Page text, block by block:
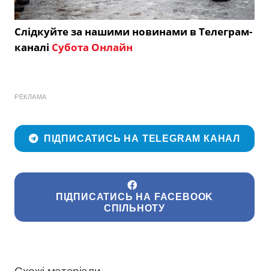
Слідкуйте за нашими новинами в Телеграм-
каналі Субота Онлайн
РЕКЛАМА
ПІДПИСАТИСЬ НА TELEGRAM КАНАЛ
ПІДПИСАТИСЬ НА FACEBOOK
СПІЛЬНОТУ